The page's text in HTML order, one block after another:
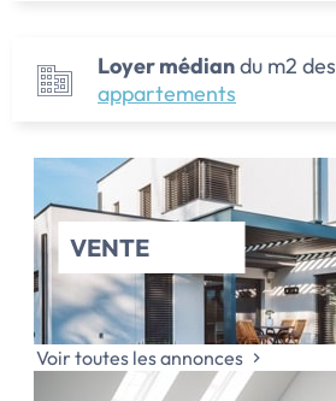
Loyer médiandu m2 des
appartements
VENTE
Voir toutes les annonces